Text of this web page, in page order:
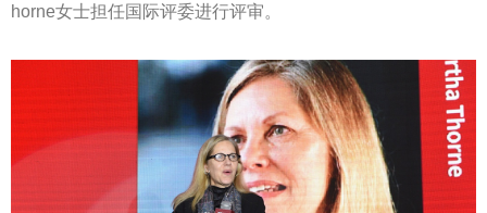
horne女士担任国际评委进行评审。